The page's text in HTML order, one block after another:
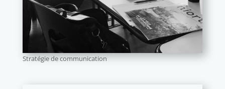
Stratégie de communication